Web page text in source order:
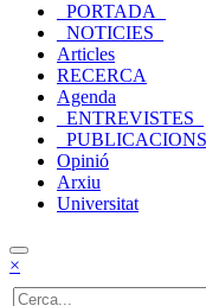
_PORTADA_
_NOTICIES_
Articles
RECERCA
Agenda
_ENTREVISTES_
_PUBLICACIONS_
Opinió
Arxiu
Universitat
×